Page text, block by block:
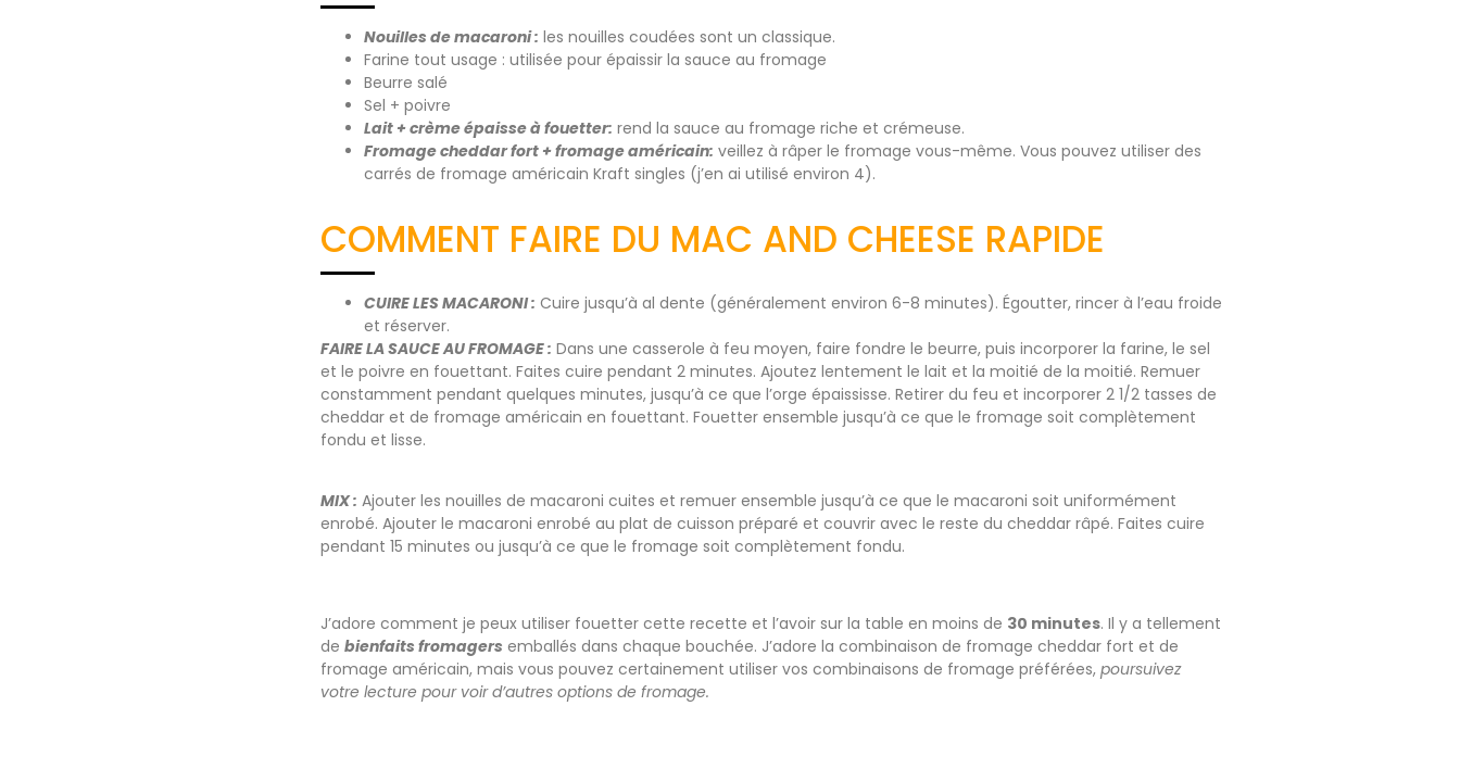
Nouilles de macaroni : les nouilles coudées sont un classique.
Farine tout usage : utilisée pour épaissir la sauce au fromage
Beurre salé
Sel + poivre
Lait + crème épaisse à fouetter: rend la sauce au fromage riche et crémeuse.
Fromage cheddar fort + fromage américain: veillez à râper le fromage vous-même. Vous pouvez utiliser des
carrés de fromage américain Kraft singles (j’en ai utilisé environ 4).
COMMENT FAIRE DU MAC AND CHEESE RAPIDE
CUIRE LES MACARONI : Cuire jusqu’à al dente (généralement environ 6-8 minutes). Égoutter, rincer à l’eau froide
et réserver.
FAIRE LA SAUCE AU FROMAGE : Dans une casserole à feu moyen, faire fondre le beurre, puis incorporer la farine, le sel
et le poivre en fouettant. Faites cuire pendant 2 minutes. Ajoutez lentement le lait et la moitié de la moitié. Remuer
constamment pendant quelques minutes, jusqu’à ce que l’orge épaississe. Retirer du feu et incorporer 2 1/2 tasses de
cheddar et de fromage américain en fouettant. Fouetter ensemble jusqu’à ce que le fromage soit complètement
fondu et lisse.
MIX : Ajouter les nouilles de macaroni cuites et remuer ensemble jusqu’à ce que le macaroni soit uniformément
enrobé. Ajouter le macaroni enrobé au plat de cuisson préparé et couvrir avec le reste du cheddar râpé. Faites cuire
pendant 15 minutes ou jusqu’à ce que le fromage soit complètement fondu.
J’adore comment je peux utiliser fouetter cette recette et l’avoir sur la table en moins de 30 minutes. Il y a tellement
de bienfaits fromagers emballés dans chaque bouchée. J’adore la combinaison de fromage cheddar fort et de
fromage américain, mais vous pouvez certainement utiliser vos combinaisons de fromage préférées, poursuivez
votre lecture pour voir d’autres options de fromage.